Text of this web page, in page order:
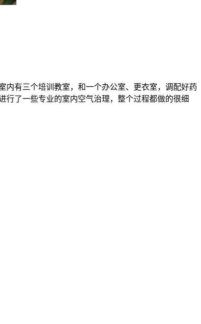
内有三个培训教室，和一个办公室、更衣室，调配好药
了一些专业的室内空气治理，整个过程都做的很细